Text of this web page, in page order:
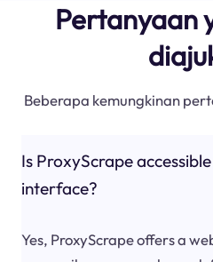
Pertanyaan
Beberapa kemungkinan
Is ProxyScrape
interface?
Yes, ProxyScrape offers a